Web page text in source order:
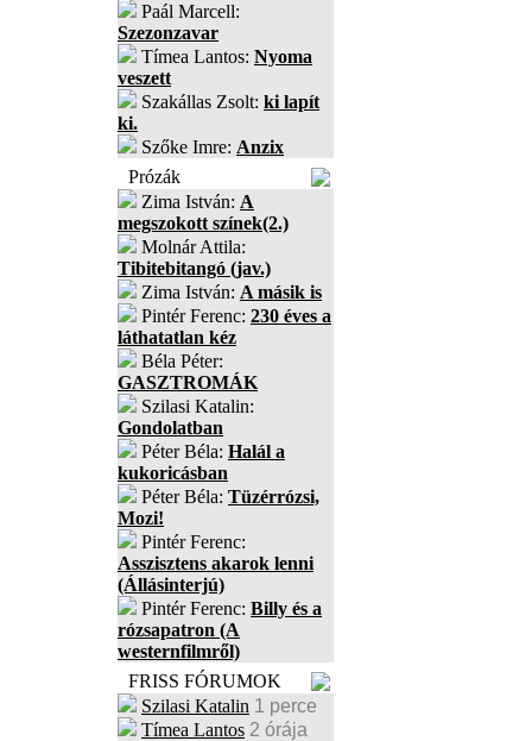
Paál Marcell:
Szezonzavar
Tímea Lantos: Nyoma
veszett
Szakállas Zsolt: ki lapít
ki.
Szőke Imre: Anzix
Prózák
Zima István: A
megszokott színek(2.)
Molnár Attila:
Tibitebitangó (jav.)
Zima István: A másik is
Pintér Ferenc: 230 éves a
láthatatlan kéz
Béla Péter:
GASZTROMÁK
Szilasi Katalin:
Gondolatban
Péter Béla: Halál a
kukoricásban
Péter Béla: Tüzérrózsi,
Mozi!
Pintér Ferenc:
Asszisztens akarok lenni
(Állásinterjú)
Pintér Ferenc: Billy és a
rózsapatron (A
westernfilmről)
FRISS FÓRUMOK
Szilasi Katalin 1 perce
Tímea Lantos 2 órája